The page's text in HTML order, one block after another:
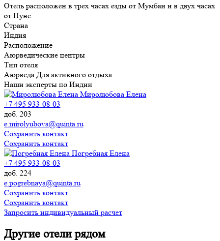
Отель расположен в трех часах езды от Мумбаи и в двух часах
от Пуне.
Страна
Индия
Расположение
Аюрведические центры
Тип отеля
Аюрведа Для активного отдыха
Наши эксперты по Индии
Миролюбова Елена
+7 495 933-08-03
доб. 203
e.mirolyubova@quinta.ru
Сохранить контакт
Сохранить контакт
Погребная Елена
+7 495 933-08-03
доб. 224
e.pogrebnaya@quinta.ru
Сохранить контакт
Сохранить контакт
Запросить индивидуальный расчет
Другие отели рядом